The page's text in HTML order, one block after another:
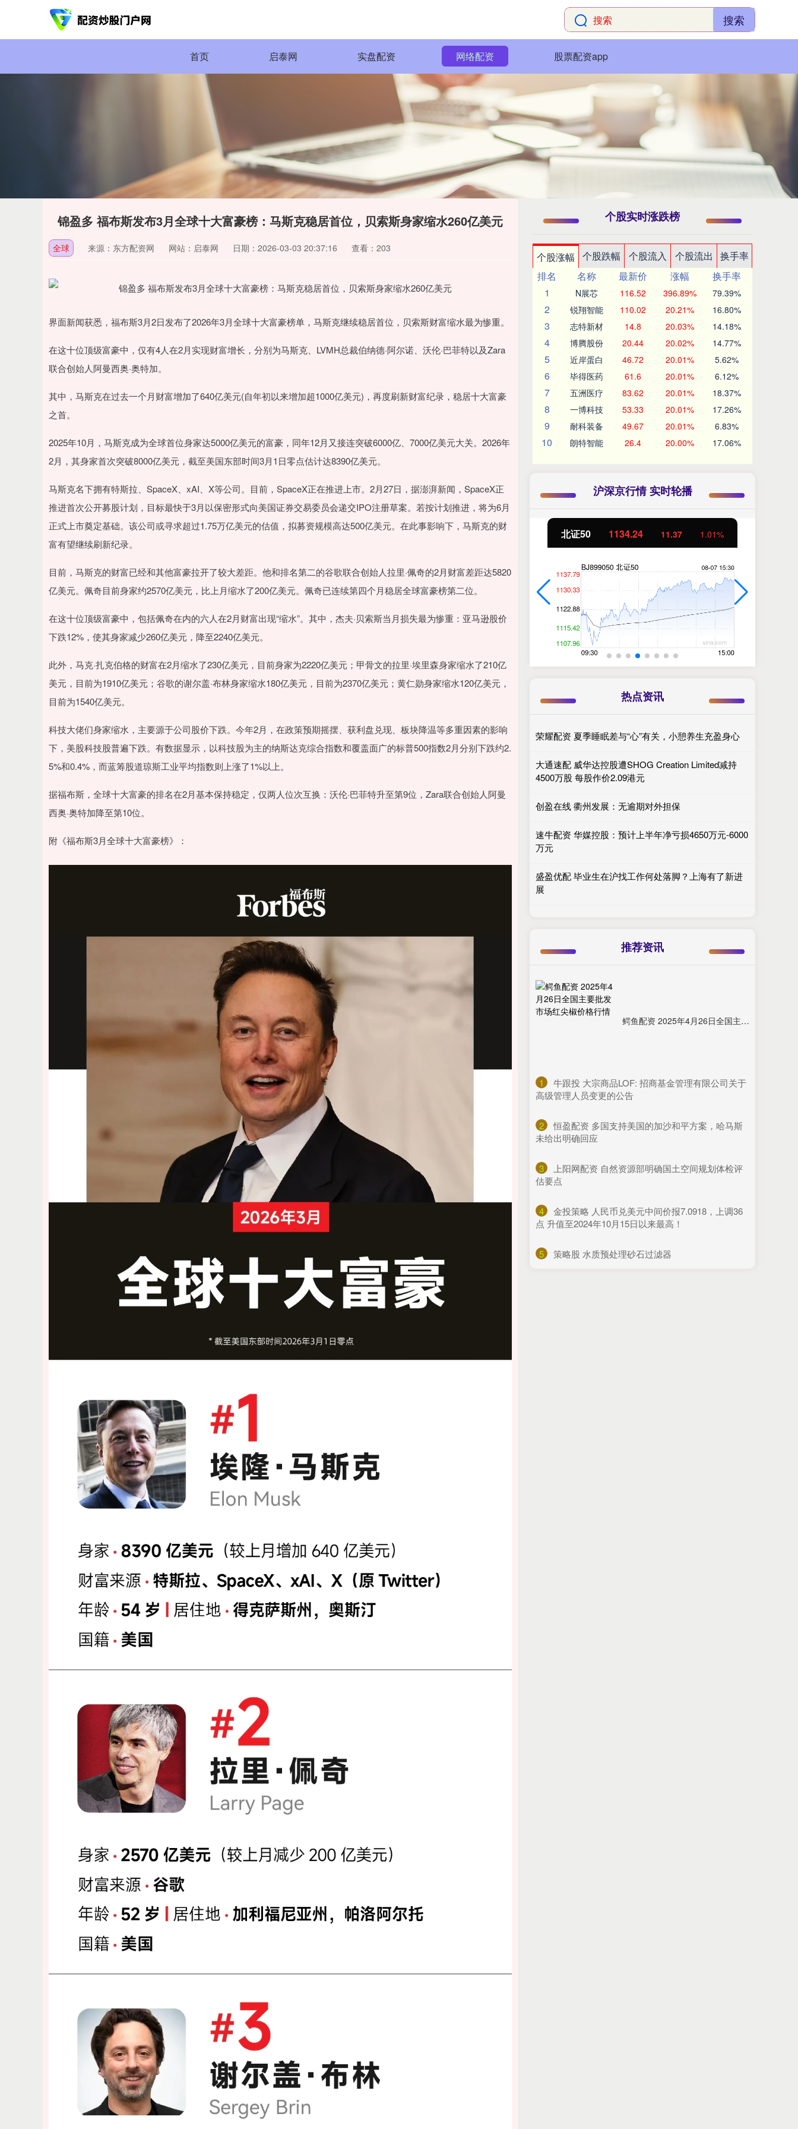
搜索
首页 启泰网 实盘配资 网络配资 股票配资app
锦盈多 福布斯发布3月全球十大富豪榜：马斯克稳居首位，贝索斯身家缩水260亿美元
全球 来源：东方配资网 网站：启泰网 日期：2026-03-03 20:37:16 查看：203
界面新闻获悉，福布斯3月2日发布了2026年3月全球十大富豪榜单，马斯克继续稳居首位，贝索斯财富缩水最为惨重。
在这十位顶级富豪中，仅有4人在2月实现财富增长，分别为马斯克、LVMH总裁伯纳德·阿尔诺、沃伦·巴菲特以及Zara
联合创始人阿曼西奥·奥特加。
其中，马斯克在过去一个月财富增加了640亿美元(自年初以来增加超1000亿美元)，再度刷新财富纪录，稳居十大富豪
之首。
2025年10月，马斯克成为全球首位身家达5000亿美元的富豪，同年12月又接连突破6000亿、7000亿美元大关。2026年
2月，其身家首次突破8000亿美元，截至美国东部时间3月1日零点估计达8390亿美元。
马斯克名下拥有特斯拉、SpaceX、xAI、X等公司。目前，SpaceX正在推进上市。2月27日，据澎湃新闻，SpaceX正
推进首次公开募股计划，目标最快于3月以保密形式向美国证券交易委员会递交IPO注册草案。若按计划推进，将为6月
正式上市奠定基础。该公司或寻求超过1.75万亿美元的估值，拟募资规模高达500亿美元。在此事影响下，马斯克的财
富有望继续刷新纪录。
目前，马斯克的财富已经和其他富豪拉开了较大差距。他和排名第二的谷歌联合创始人拉里·佩奇的2月财富差距达5820
亿美元。佩奇目前身家约2570亿美元，比上月缩水了200亿美元。佩奇已连续第四个月稳居全球富豪榜第二位。
在这十位顶级富豪中，包括佩奇在内的六人在2月财富出现“缩水”。其中，杰夫·贝索斯当月损失最为惨重：亚马逊股价
下跌12%，使其身家减少260亿美元，降至2240亿美元。
此外，马克·扎克伯格的财富在2月缩水了230亿美元，目前身家为2220亿美元；甲骨文的拉里·埃里森身家缩水了210亿
美元，目前为1910亿美元；谷歌的谢尔盖·布林身家缩水180亿美元，目前为2370亿美元；黄仁勋身家缩水120亿美元，
目前为1540亿美元。
科技大佬们身家缩水，主要源于公司股价下跌。今年2月，在政策预期摇摆、获利盘兑现、板块降温等多重因素的影响
下，美股科技股普遍下跌。有数据显示，以科技股为主的纳斯达克综合指数和覆盖面广的标普500指数2月分别下跌约2.
5%和0.4%，而蓝筹股道琼斯工业平均指数则上涨了1%以上。
据福布斯，全球十大富豪的排名在2月基本保持稳定，仅两人位次互换：沃伦·巴菲特升至第9位，Zara联合创始人阿曼
西奥·奥特加降至第10位。
附《福布斯3月全球十大富豪榜》：
个股实时涨跌榜
个股涨幅 个股跌幅 个股流入 个股流出
换手率
排名
名称 最新价 涨幅
换手率
1
N展芯 116.52 396.89% 79.39%
2 锐翔智能 110.02 20.21% 16.80%
3 志特新材 14.8 20.03% 14.18%
4 博腾股份 20.44 20.02% 14.77%
5 近岸蛋白 46.72 20.01% 5.62%
6 毕得医药 61.6 20.01% 6.12%
7 五洲医疗 83.62 20.01% 18.37%
8 一博科技 53.33 20.01% 17.26%
9 耐科装备 49.67 20.01% 6.83%
10 朗特智能 26.4 20.00% 17.06%
沪深京行情 实时轮播
深证成指 14311.01 200.89 1.42% 沪深300 4694.44 43.13 0.93% 北证50 1134.24 11.37 1.01%
热点资讯
荣耀配资 夏季睡眠差与“心”有关，小憩养生充盈身心
大通速配 威华达控股遭SHOG Creation Limited减持
4500万股 每股作价2.09港元
创盈在线 衢州发展：无逾期对外担保
速牛配资 华媒控股：预计上半年净亏损4650万元-6000
万元
盛盈优配 毕业生在沪找工作何处落脚？上海有了新进
展
推荐资讯
鳄鱼配资 2025年4月26日全国主要批发市场红尖椒价格行情
1
​牛跟投 大宗商品LOF: 招商基金管理有限公司关于
高级管理人员变更的公告
2
​恒盈配资 多国支持美国的加沙和平方案，哈马斯
未给出明确回应
3
​上阳网配资 自然资源部明确国土空间规划体检评
估要点
4
​金投策略 人民币兑美元中间价报7.0918，上调36
点 升值至2024年10月15日以来最高！
5 ​策略股 水质预处理砂石过滤器